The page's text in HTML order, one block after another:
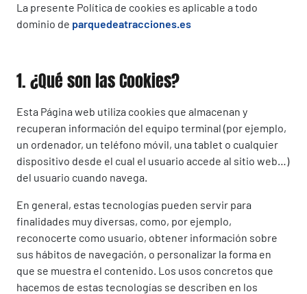
La presente Política de cookies es aplicable a todo
dominio de parquedeatracciones.es
1. ¿Qué son las Cookies?
Esta Página web utiliza cookies que almacenan y
recuperan información del equipo terminal (por ejemplo,
un ordenador, un teléfono móvil, una tablet o cualquier
dispositivo desde el cual el usuario accede al sitio web…)
del usuario cuando navega.
En general, estas tecnologías pueden servir para
finalidades muy diversas, como, por ejemplo,
reconocerte como usuario, obtener información sobre
sus hábitos de navegación, o personalizar la forma en
que se muestra el contenido. Los usos concretos que
hacemos de estas tecnologías se describen en los